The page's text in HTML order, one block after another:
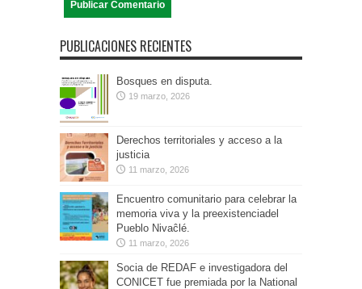
PUBLICACIONES RECIENTES
Bosques en disputa.
19 marzo, 2026
Derechos territoriales y acceso a la
justicia
11 marzo, 2026
Encuentro comunitario para celebrar la
memoria viva y la preexistenciadel
Pueblo Nivaĉlé.
11 marzo, 2026
Socia de REDAF e investigadora del
CONICET fue premiada por la National